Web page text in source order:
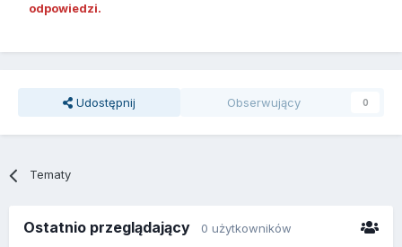
odpowiedzi.
Udostępnij Obserwujący 0
Tematy
Ostatnio przeglądający 0 użytkowników